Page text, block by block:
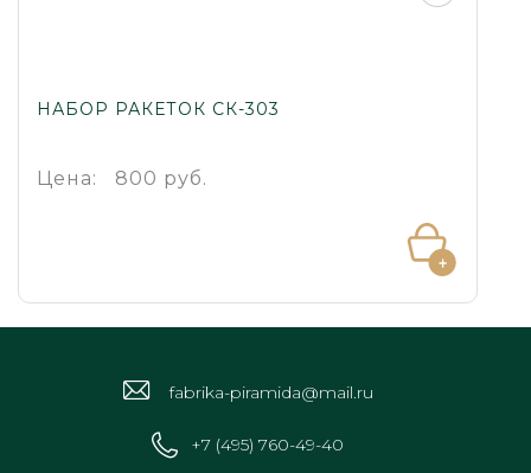
НАБОР РАКЕТОК СК-303
Цена: 800 руб.
fabrika-piramida@mail.ru
+7 (495) 760-49-40